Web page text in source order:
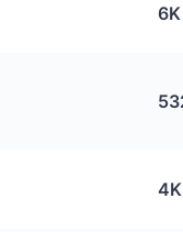
6K
4K